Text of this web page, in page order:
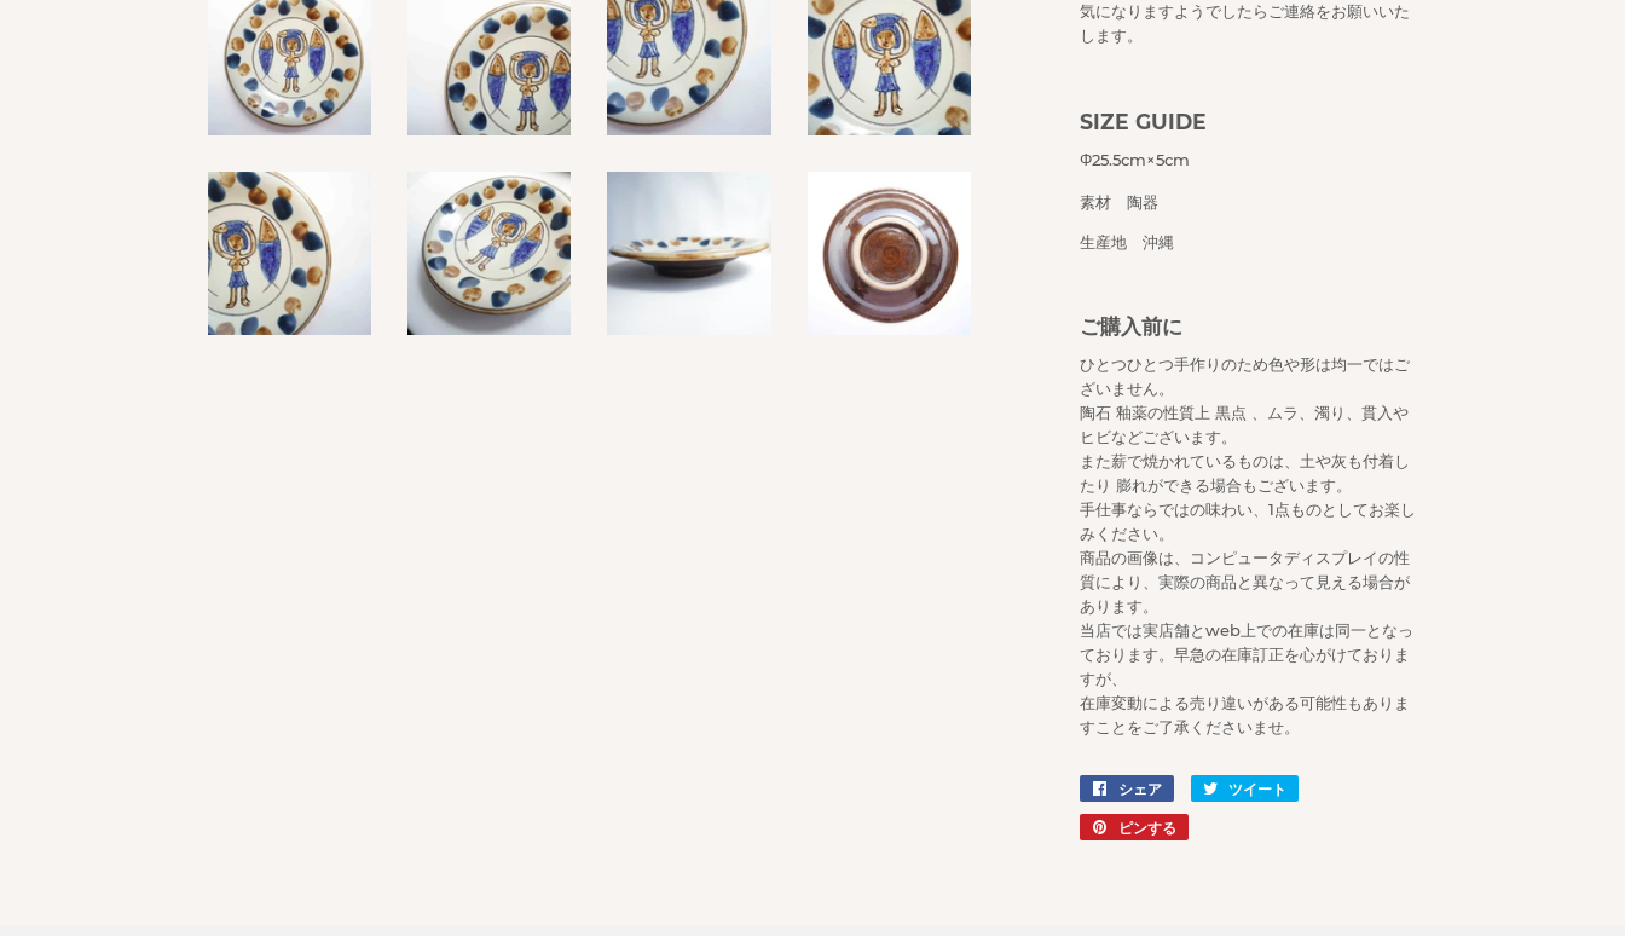
気になりますようでしたらご連絡をお願いいた
します。
SIZE GUIDE
Φ25.5cm×5cm
素材 陶器
生産地 沖縄
ご購入前に
ひとつひとつ手作りのため色や形は均一ではご
ざいません。
陶石 釉薬の性質上 黒点 、ムラ、濁り、貫入や
ヒビなどございます。
また薪で焼かれているものは、土や灰も付着し
たり 膨れができる場合もございます。
手仕事ならではの味わい、1点ものとしてお楽し
みください。
商品の画像は、コンピュータディスプレイの性
質により、実際の商品と異なって見える場合が
あります。
当店では実店舗とweb上での在庫は同一となっ
ております。早急の在庫訂正を心がけておりま
すが、
在庫変動による売り違いがある可能性もありま
すことをご了承くださいませ。
シェア
Facebook
で
シ
ツイート
ピンする